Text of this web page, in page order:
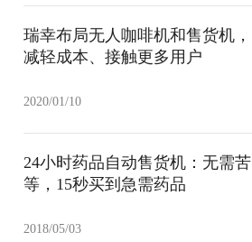
瑞幸布局无人咖啡机和售货机，
减轻成本、接触更多用户
2020/01/10
24小时药品自动售货机：无需苦
等，15秒买到急需药品
2018/05/03